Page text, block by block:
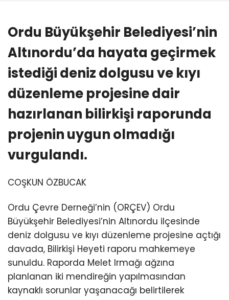
Ordu Büyükşehir Belediyesi’nin
Altınordu’da hayata geçirmek
istediği deniz dolgusu ve kıyı
düzenleme projesine dair
hazırlanan bilirkişi raporunda
projenin uygun olmadığı
vurgulandı.
COŞKUN ÖZBUCAK
Ordu Çevre Derneği’nin (ORÇEV) Ordu
Büyükşehir Belediyesi’nin Altınordu ilçesinde
deniz dolgusu ve kıyı düzenleme projesine açtığı
davada, Bilirkişi Heyeti raporu mahkemeye
sunuldu. Raporda Melet Irmağı ağzına
planlanan iki mendireğin yapılmasından
kaynaklı sorunlar yaşanacağı belirtilerek